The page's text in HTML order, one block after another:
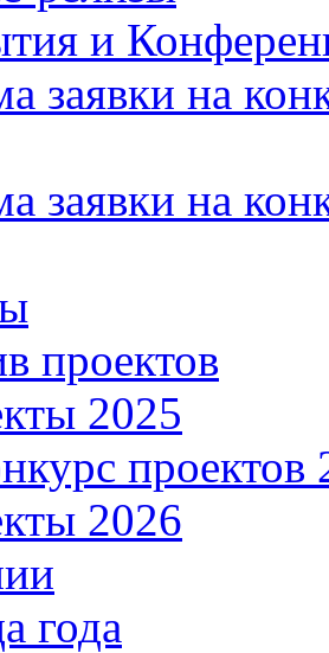
и
заявки на
заявки на
проектов
2025
проектов
2026
года